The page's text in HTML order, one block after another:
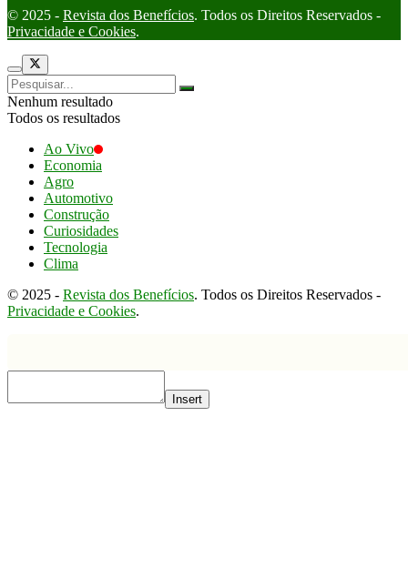
© 2025 - Revista dos Benefícios. Todos os Direitos Reservados -
Privacidade e Cookies.
Nenhum resultado
Todos os resultados
Ao Vivo
Economia
Agro
Automotivo
Construção
Curiosidades
Tecnologia
Clima
© 2025 - Revista dos Benefícios. Todos os Direitos Reservados -
Privacidade e Cookies.
Insert